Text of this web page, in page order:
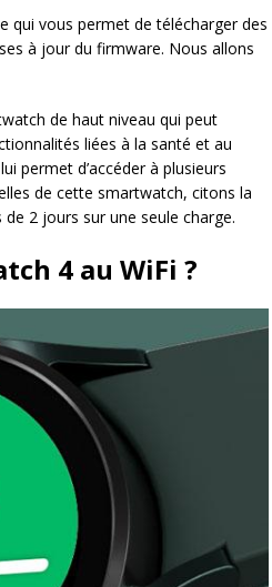
qui vous permet de télécharger des
à jour du firmware. Nous allons
de haut niveau qui peut
liées à la santé et au
permet d’accéder à plusieurs
de cette smartwatch, citons la
de 2 jours sur une seule charge.
4 au WiFi ?